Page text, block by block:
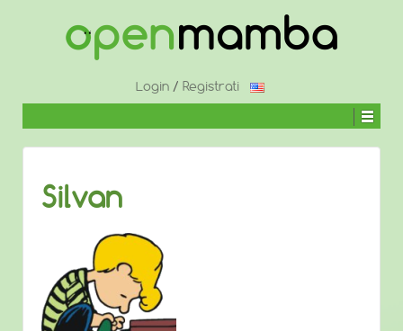
CONTENUTO
Login / Registrati
Silvan